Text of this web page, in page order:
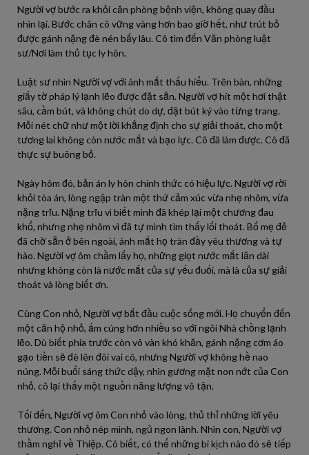
Người vợ bước ra khỏi căn phòng bệnh viện, không quay đầu
nhìn lại. Bước chân cô vững vàng hơn bao giờ hết, như trút bỏ
được gánh nặng đè nén bấy lâu. Cô tìm đến Văn phòng luật
sư/Nơi làm thủ tục ly hôn.
Luật sư nhìn Người vợ với ánh mắt thấu hiểu. Trên bàn, những
giấy tờ pháp lý lạnh lẽo được đặt sẵn. Người vợ hít một hơi thật
sâu, cầm bút, và không chút do dự, đặt bút ký vào từng trang.
Mỗi nét chữ như một lời khẳng định cho sự giải thoát, cho một
tương lai không còn nước mắt và bạo lực. Cô đã làm được. Cô đã
thực sự buông bỏ.
Ngày hôm đó, bản án ly hôn chính thức có hiệu lực. Người vợ rời
khỏi tòa án, lòng ngập tràn một thứ cảm xúc vừa nhẹ nhõm, vừa
nặng trĩu. Nặng trĩu vì biết mình đã khép lại một chương đau
khổ, nhưng nhẹ nhõm vì đã tự mình tìm thấy lối thoát. Bố mẹ đẻ
đã chờ sẵn ở bên ngoài, ánh mắt họ tràn đầy yêu thương và tự
hào. Người vợ ôm chầm lấy họ, những giọt nước mắt lăn dài
nhưng không còn là nước mắt của sự yếu đuối, mà là của sự giải
thoát và lòng biết ơn.
Cùng Con nhỏ, Người vợ bắt đầu cuộc sống mới. Họ chuyển đến
một căn hộ nhỏ, ấm cúng hơn nhiều so với ngôi Nhà chồng lạnh
lẽo. Dù biết phía trước còn vô vàn khó khăn, gánh nặng cơm áo
gạo tiền sẽ đè lên đôi vai cô, nhưng Người vợ không hề nao
núng. Mỗi buổi sáng thức dậy, nhìn gương mặt non nớt của Con
nhỏ, cô lại thấy một nguồn năng lượng vô tận.
Tối đến, Người vợ ôm Con nhỏ vào lòng, thủ thỉ những lời yêu
thương. Con nhỏ nép mình, ngủ ngon lành. Nhìn con, Người vợ
thầm nghĩ về Thiệp. Cô biết, có thể những bi kịch nào đó sẽ tiếp